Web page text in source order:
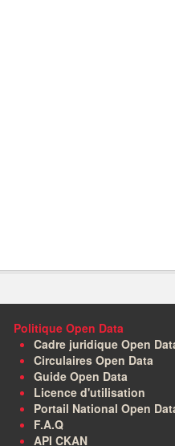
Politique Open Data
Cadre juridique Open
Circulaires Open Data
Guide Open Data
Licence d'utilisation
Portail National Open
F.A.Q
API CKAN